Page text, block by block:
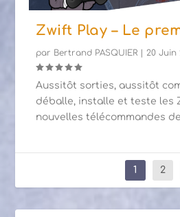
Zwift Play – Le
par Bertrand PASQUIER | 20 Juin
Aussitôt sorties, aussitôt
déballe, installe et teste les
nouvelles télécommandes
1 2